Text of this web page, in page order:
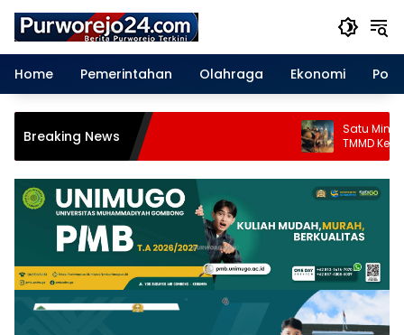
Langsung
konten
Home
Pemerintahan Olahraga Ekonomi
Breaking News
Satu Minggu Jelang
TMMD Kejar Waktu
Pengecoran Jalan